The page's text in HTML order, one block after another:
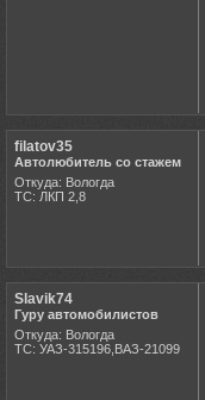
filatov35
Автолюбитель со стажем
Откуда: Вологда
ТС: ЛКП 2,8
Slavik74
Гуру автомобилистов
Откуда: Вологда
ТС: УАЗ-315196,ВАЗ-21099